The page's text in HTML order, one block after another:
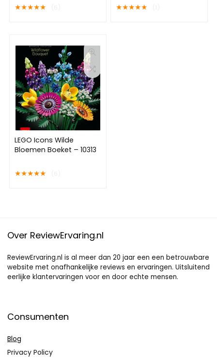
★★★★★ ★★★★★
LEGO Icons Wilde
Bloemen Boeket – 10313
★★★★★
Over ReviewErvaring.nl
ReviewErvaring.nl is al meer dan 20 jaar een een betrouwbare
website met onafhankelijke reviews en ervaringen. Uitsluitend
eerlijke klantervaringen voor en door echte mensen.
Consumenten
Blog
Privacy Policy